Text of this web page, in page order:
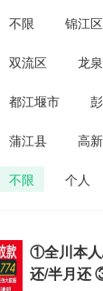
不限 锦江区
双流区 龙
都江堰市
蒲江县 高
不限 个人
①全川本人
还/半月还